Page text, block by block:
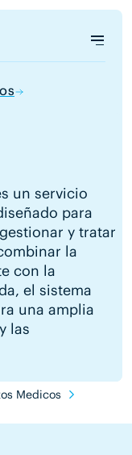
un servicio
para
y tratar
la
con la
el sistema
una amplia
las
Medicos